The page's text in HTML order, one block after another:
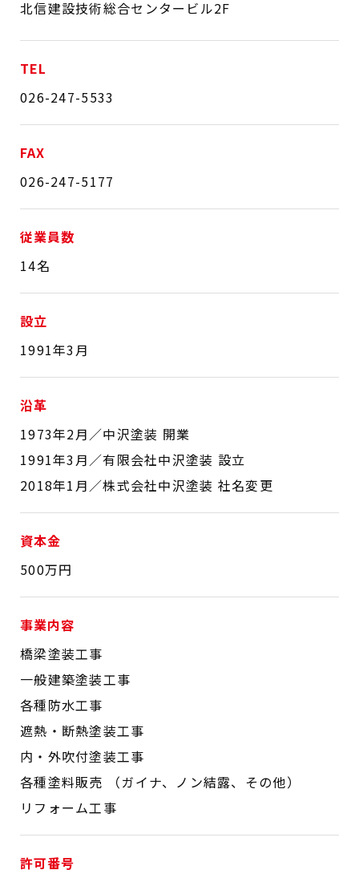
北信建設技術総合センタービル2F
TEL
026-247-5533
FAX
026-247-5177
従業員数
14名
設立
1991年3月
沿革
1973年2月／中沢塗装 開業
1991年3月／有限会社中沢塗装 設立
2018年1月／株式会社中沢塗装 社名変更
資本金
500万円
事業内容
橋梁塗装工事
一般建築塗装工事
各種防水工事
遮熱・断熱塗装工事
内・外吹付塗装工事
各種塗料販売 （ガイナ、ノン結露、その他）
リフォーム工事
許可番号